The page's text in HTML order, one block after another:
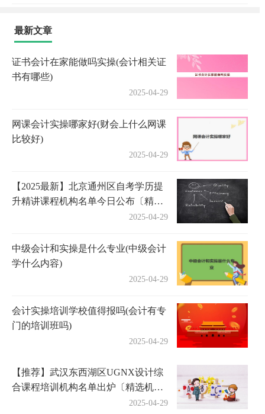
最新文章
证书会计在家能做吗实操(会计相关证
书有哪些)
2025-04-29
网课会计实操哪家好(财会上什么网课
比较好)
2025-04-29
【2025最新】北京通州区自考学历提
升精讲课程机构名单今日公布〔精选
2025-04-29
中级会计和实操是什么专业(中级会计
学什么内容)
2025-04-29
会计实操培训学校值得报吗(会计有专
门的培训班吗)
2025-04-29
【推荐】武汉东西湖区UGNX设计综
合课程培训机构名单出炉〔精选机构
2025-04-29